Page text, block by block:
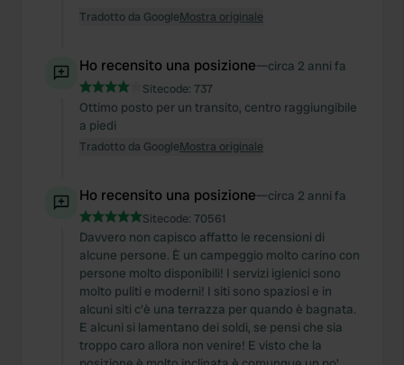
Tradotto da GoogleMostra originale
Ho recensito una posizione—circa 2 anni fa
Sitecode: 737
Ottimo posto per un transito, centro raggiungibile
a piedi
Tradotto da GoogleMostra originale
Ho recensito una posizione—circa 2 anni fa
Sitecode: 70561
Davvero non capisco affatto le recensioni di
alcune persone. È un campeggio molto carino con
persone molto disponibili! I servizi igienici sono
molto puliti e moderni! I siti sono spaziosi e in
alcuni siti c'è una terrazza per quando è bagnata.
E alcuni si lamentano dei soldi, se pensi che sia
troppo caro allora non venire! E visto che la